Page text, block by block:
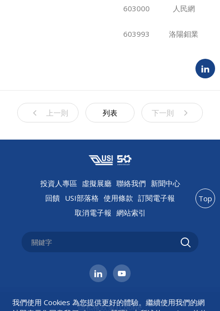
603000 人民網
603993 洛陽鉬業
上一則 列表 下一則
投資人專區 虛擬展廳 聯絡我們 新聞中心
回饋 USI部落格 使用條款 訂閱電子報
取消電子報 網站索引
隱私權政策 |Cookie
Top
我們使用 Cookies 為您提供更好的體驗。繼續使用我們的網